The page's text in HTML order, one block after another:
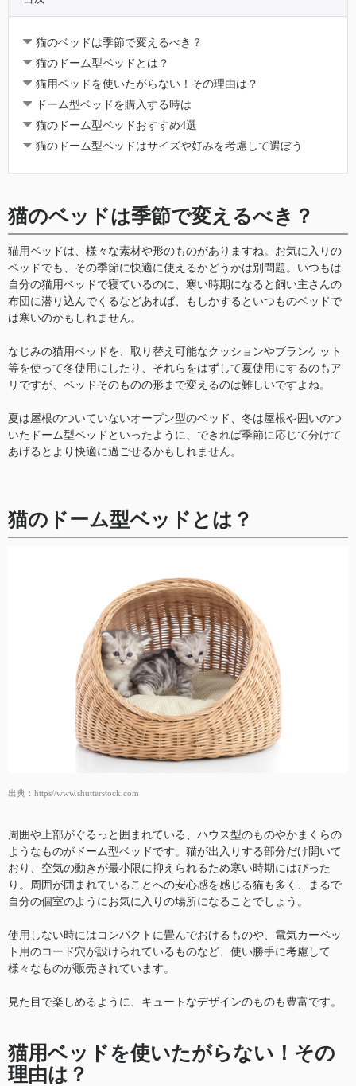
猫のベッドは季節で変えるべき？
猫のドーム型ベッドとは？
猫用ベッドを使いたがらない！その理由は？
ドーム型ベッドを購入する時は
猫のドーム型ベッドおすすめ4選
猫のドーム型ベッドはサイズや好みを考慮して選ぼう
猫のベッドは季節で変えるべき？
猫用ベッドは、様々な素材や形のものがありますね。お気に入りの
ベッドでも、その季節に快適に使えるかどうかは別問題。いつもは
自分の猫用ベッドで寝ているのに、寒い時期になると飼い主さんの
布団に潜り込んでくるなどあれば、もしかするといつものベッドで
は寒いのかもしれません。
なじみの猫用ベッドを、取り替え可能なクッションやブランケット
等を使って冬使用にしたり、それらをはずして夏使用にするのもア
リですが、ベッドそのものの形まで変えるのは難しいですよね。
夏は屋根のついていないオープン型のベッド、冬は屋根や囲いのつ
いたドーム型ベッドといったように、できれば季節に応じて分けて
あげるとより快適に過ごせるかもしれません。
猫のドーム型ベッドとは？
出典： https//www.shutterstock.com
周囲や上部がぐるっと囲まれている、ハウス型のものやかまくらの
ようなものがドーム型ベッドです。猫が出入りする部分だけ開いて
おり、空気の動きが最小限に抑えられるため寒い時期にはぴった
り。周囲が囲まれていることへの安心感を感じる猫も多く、まるで
自分の個室のようにお気に入りの場所になることでしょう。
使用しない時にはコンパクトに畳んでおけるものや、電気カーペッ
ト用のコード穴が設けられているものなど、使い勝手に考慮して
様々なものが販売されています。
見た目で楽しめるように、キュートなデザインのものも豊富です。
猫用ベッドを使いたがらない！その
理由は？